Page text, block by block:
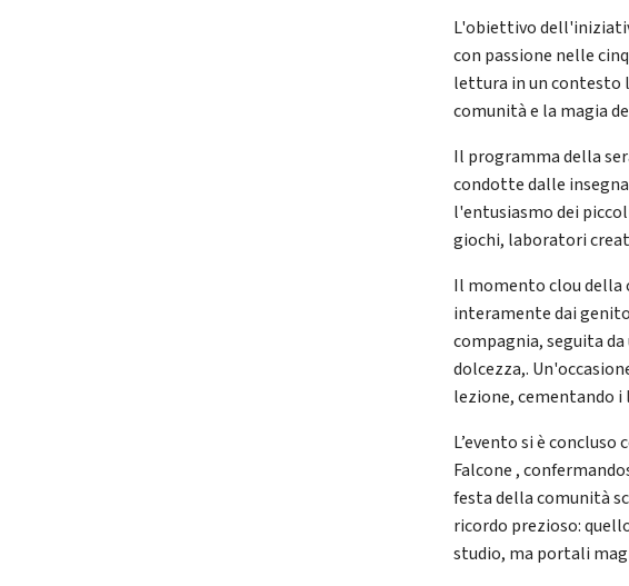
L'obiettivo
con passione nelle
lettura in un contesto
comunità e la magia
Il programma della
condotte dalle
l'entusiasmo dei
giochi, laboratori
Il momento clou della
interamente dai
compagnia, seguita
dolcezza,.
lezione, cementando
L’evento si è
Falcone ,
festa della comunità
ricordo prezioso:
studio, ma portali